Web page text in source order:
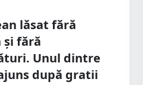
lăsat fără
și fără
Unul dintre
după gratii